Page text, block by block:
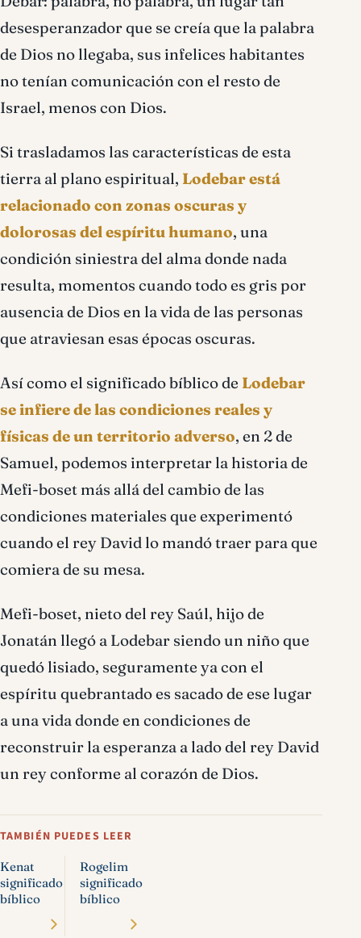
desesperanzador que se creía que la palabra
de Dios no llegaba, sus infelices habitantes
no tenían comunicación con el resto de
Israel, menos con Dios.
Si trasladamos las características de esta
tierra al plano espiritual, Lodebar está
relacionado con zonas oscuras y
dolorosas del espíritu humano, una
condición siniestra del alma donde nada
resulta, momentos cuando todo es gris por
ausencia de Dios en la vida de las personas
que atraviesan esas épocas oscuras.
Así como el significado bíblico de Lodebar
se infiere de las condiciones reales y
físicas de un territorio adverso, en 2 de
Samuel, podemos interpretar la historia de
Mefi-boset más allá del cambio de las
condiciones materiales que experimentó
cuando el rey David lo mandó traer para que
comiera de su mesa.
Mefi-boset, nieto del rey Saúl, hijo de
Jonatán llegó a Lodebar siendo un niño que
quedó lisiado, seguramente ya con el
espíritu quebrantado es sacado de ese lugar
a una vida donde en condiciones de
reconstruir la esperanza a lado del rey David
un rey conforme al corazón de Dios.
TAMBIÉN PUEDES LEER
Kenat
significado
bíblico
Rogelim
significado
bíblico